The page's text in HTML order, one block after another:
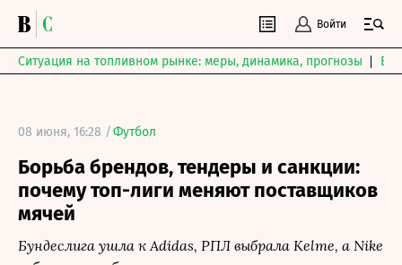
Войти
Ситуация на топливном рынке: меры, динамика, прогнозы
08 июня, 16:28 /Футбол
Борьба брендов, тендеры и санкции:
почему топ-лиги меняют поставщиков
мячей
Бундеслига ушла к Adidas, РПЛ выбрала Kelme, а Nike